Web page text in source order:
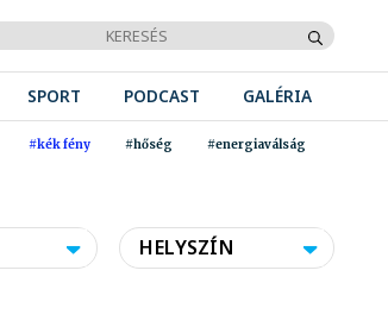
SPORT PODCAST GALÉRIA
#kék fény #hőség #energiaválság
HELYSZÍN